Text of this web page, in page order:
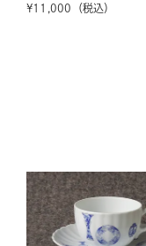
¥11,000 （税込）